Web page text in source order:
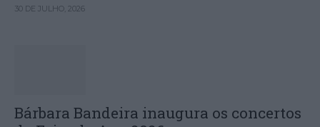
30 DE JULHO, 2026
Bárbara Bandeira inaugura os concertos